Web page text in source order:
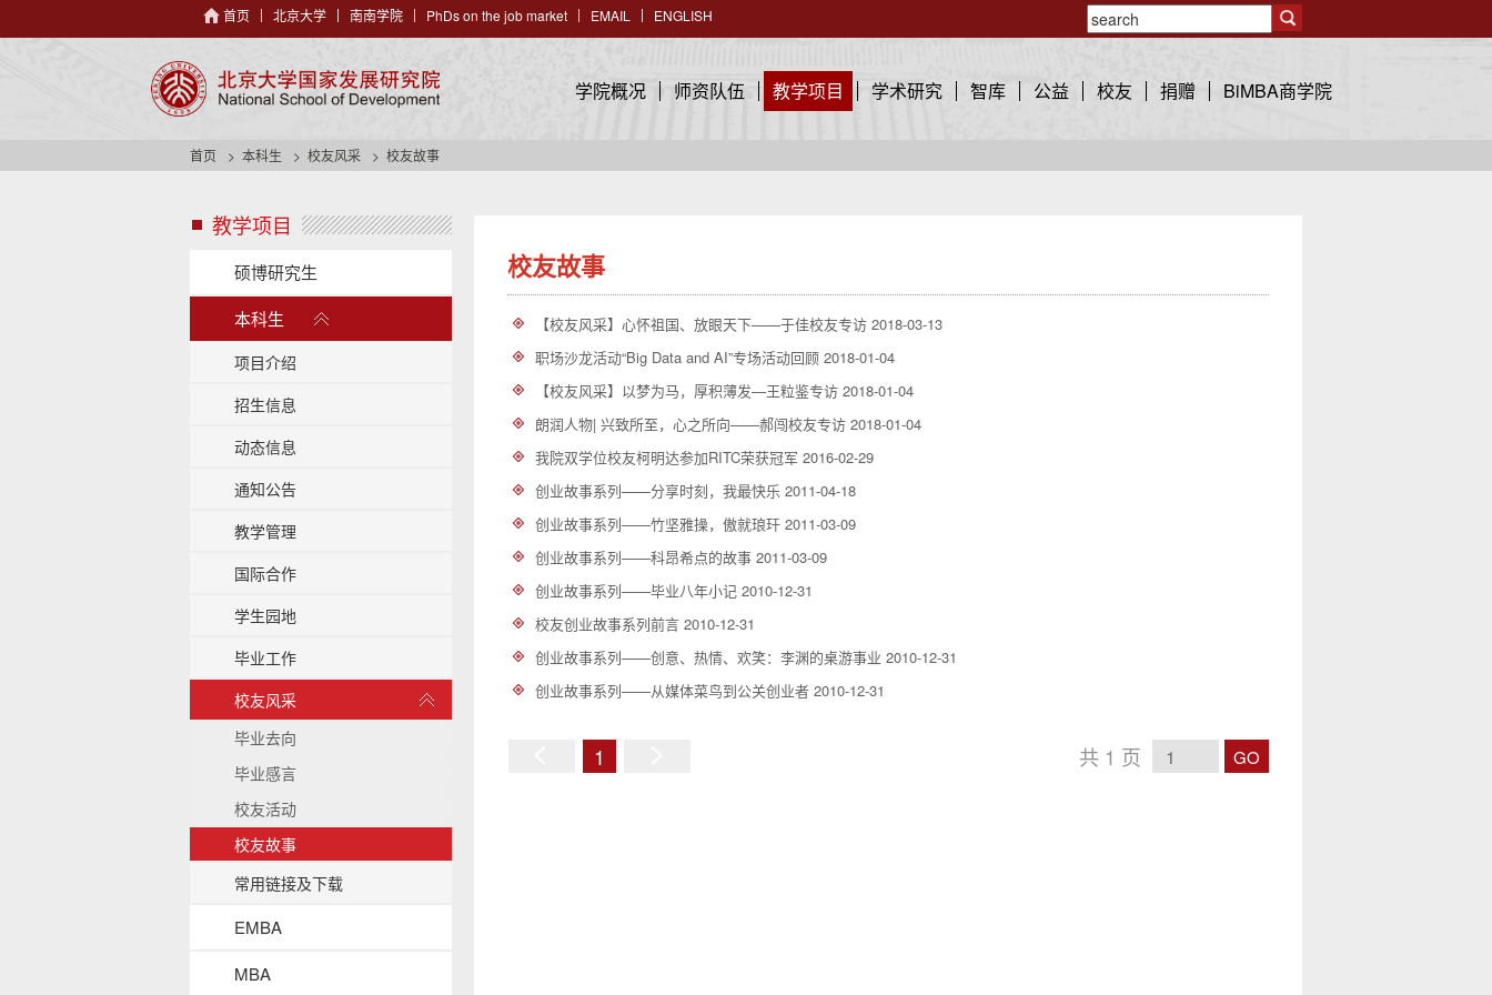
首页 北京大学 南南学院 PhDs on the job market EMAIL ENGLISH
学院概况 师资队伍 教学项目 学术研究 智库 公益 校友 捐赠 BiMBA商学院
首页 本科生 校友风采 校友故事
教学项目 s
d
e
a
d
硕博研究生
本科生
开
项目介绍
招生信息
动态信息
通知公告
教学管理
国际合作
学生园地
毕业工作
校友风采
展
毕业去向
毕业感言
校友活动
校友故事
常用链接及下载
EMBA
MBA
校友故事
【校友风采】心怀祖国、放眼天下——于佳校友专访 2018-03-13
职场沙龙活动“Big Data and AI”专场活动回顾 2018-01-04
【校友风采】以梦为马，厚积薄发—王粒鉴专访 2018-01-04
朗润人物| 兴致所至，心之所向——郝闯校友专访 2018-01-04
我院双学位校友柯明达参加RITC荣获冠军 2016-02-29
创业故事系列——分享时刻，我最快乐 2011-04-18
创业故事系列——竹坚雅操，傲就琅玕 2011-03-09
创业故事系列——科昂希点的故事 2011-03-09
创业故事系列——毕业八年小记 2010-12-31
校友创业故事系列前言 2010-12-31
创业故事系列——创意、热情、欢笑：李渊的桌游事业 2010-12-31
创业故事系列——从媒体菜鸟到公关创业者 2010-12-31
1 共 1 页 GO